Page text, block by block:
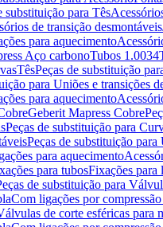
substituição para Tês
de transição desmontáveis
para aquecimento
Aço carbonoTubos 1.0034
TêsPeças de substituição
para Uniões e transições
para aquecimento
Geberit Mapress Cobre
Peças de substituição para
Peças de substituição
para aquecimento
para tubosFixações para
de substituição para
Com ligações por
de corte esféricas para